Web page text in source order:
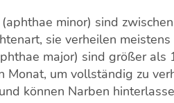
(aphthae minor) sind
sie verheilen
major) sind größer als
Monat, um vollständig zu
können Narben